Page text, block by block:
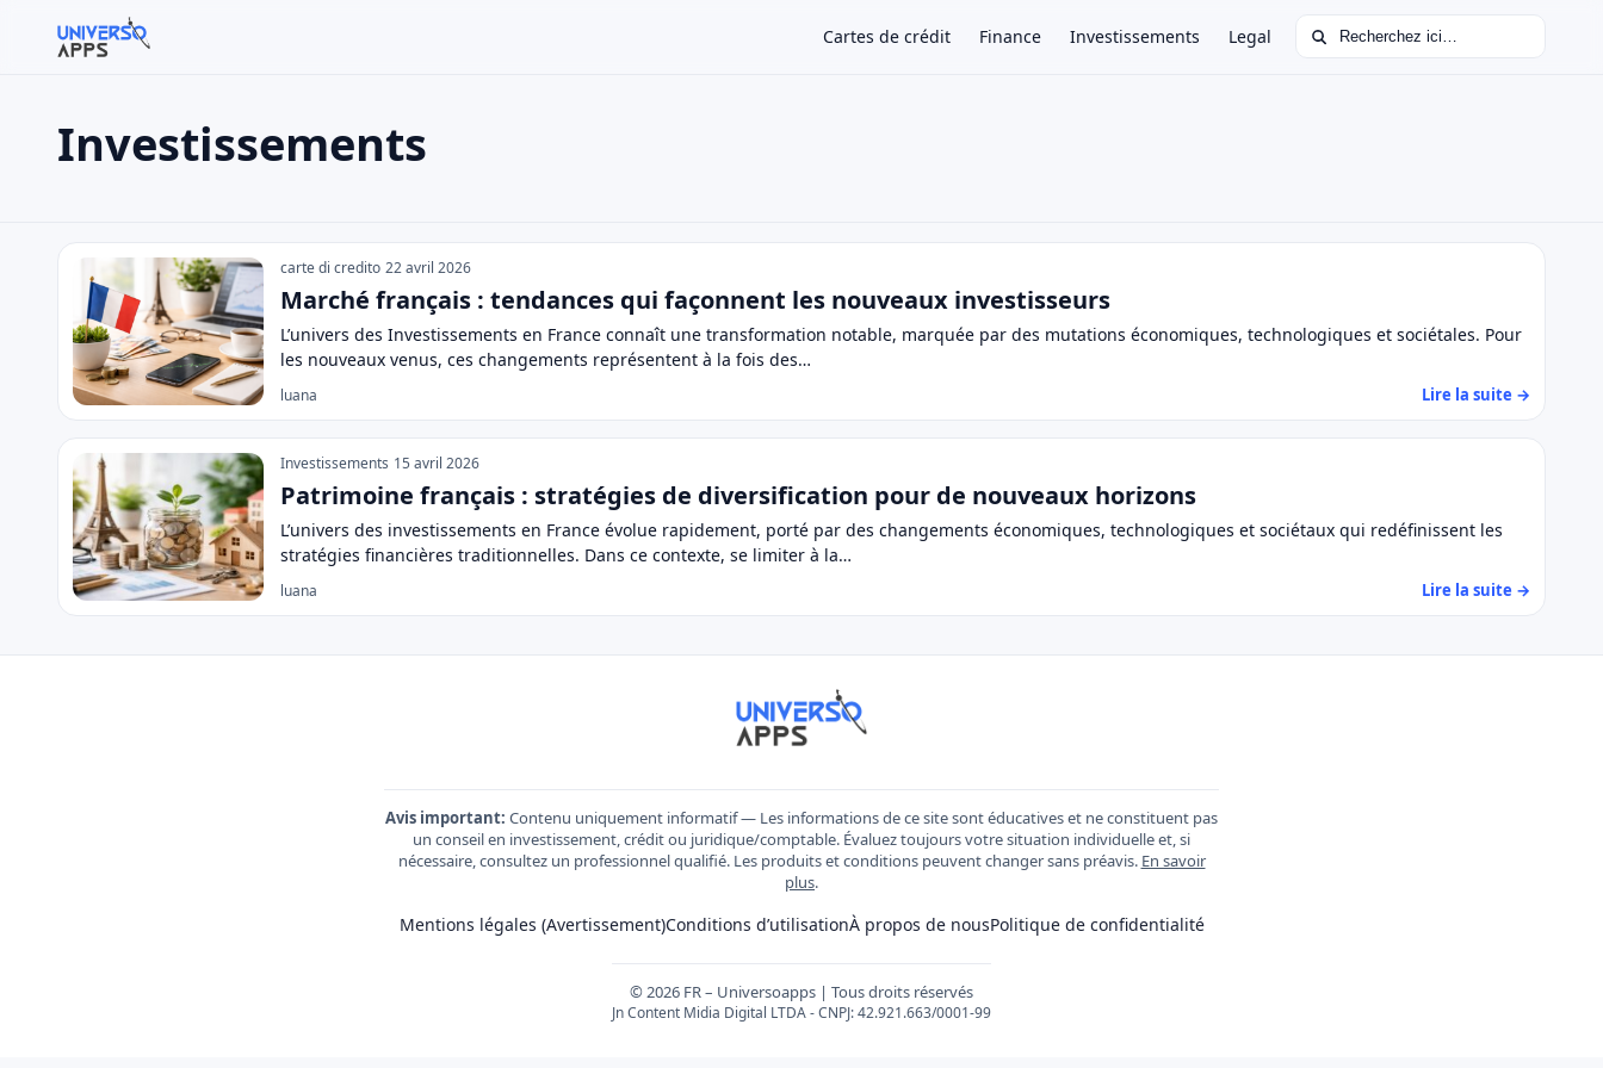
Cartes de crédit Finance Investissements Legal Rechercher :
Rechercher sur le site
Appuyez sur Entrée pour rechercher ou Échap pour fermer.
Investissements
Investissementscarte di credito 22 avril 2026
Marché français : tendances qui façonnent les nouveaux investisseurs
L’univers des Investissements en France connaît une transformation notable, marquée par des mutations économiques, technologiques et sociétales. Pour
les nouveaux venus, ces changements représentent à la fois des…
luana Lire la suite →
Investissements 15 avril 2026
Patrimoine français : stratégies de diversification pour de nouveaux horizons
L’univers des investissements en France évolue rapidement, porté par des changements économiques, technologiques et sociétaux qui redéfinissent les
stratégies financières traditionnelles. Dans ce contexte, se limiter à la…
luana Lire la suite →
Avis important: Contenu uniquement informatif — Les informations de ce site sont éducatives et ne constituent pas
un conseil en investissement, crédit ou juridique/comptable. Évaluez toujours votre situation individuelle et, si
nécessaire, consultez un professionnel qualifié. Les produits et conditions peuvent changer sans préavis. En savoir
plus.
Mentions légales (Avertissement)Conditions d’utilisationÀ propos de nousPolitique de confidentialité
© 2026 FR – Universoapps | Tous droits réservés
Jn Content Midia Digital LTDA - CNPJ: 42.921.663/0001-99